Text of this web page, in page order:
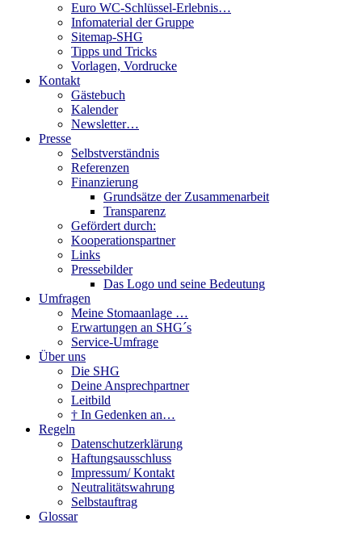
Euro WC-Schlüssel-Erlebnis…
Infomaterial der Gruppe
Sitemap-SHG
Tipps und Tricks
Vorlagen, Vordrucke
Kontakt
Gästebuch
Kalender
Newsletter…
Presse
Selbstverständnis
Referenzen
Finanzierung
Grundsätze der Zusammenarbeit
Transparenz
Gefördert durch:
Kooperationspartner
Links
Pressebilder
Das Logo und seine Bedeutung
Umfragen
Meine Stomaanlage …
Erwartungen an SHG´s
Service-Umfrage
Über uns
Die SHG
Deine Ansprechpartner
Leitbild
† In Gedenken an…
Regeln
Datenschutzerklärung
Haftungsausschluss
Impressum/ Kontakt
Neutralitätswahrung
Selbstauftrag
Glossar